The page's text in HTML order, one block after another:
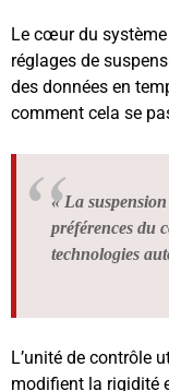
Le cœur du système
réglages de
des données en
comment cela se
« La
préférences du
technologies
L’unité de contrôle
modifient la rigidité